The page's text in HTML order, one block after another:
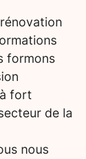
formons
fort
de la
nous